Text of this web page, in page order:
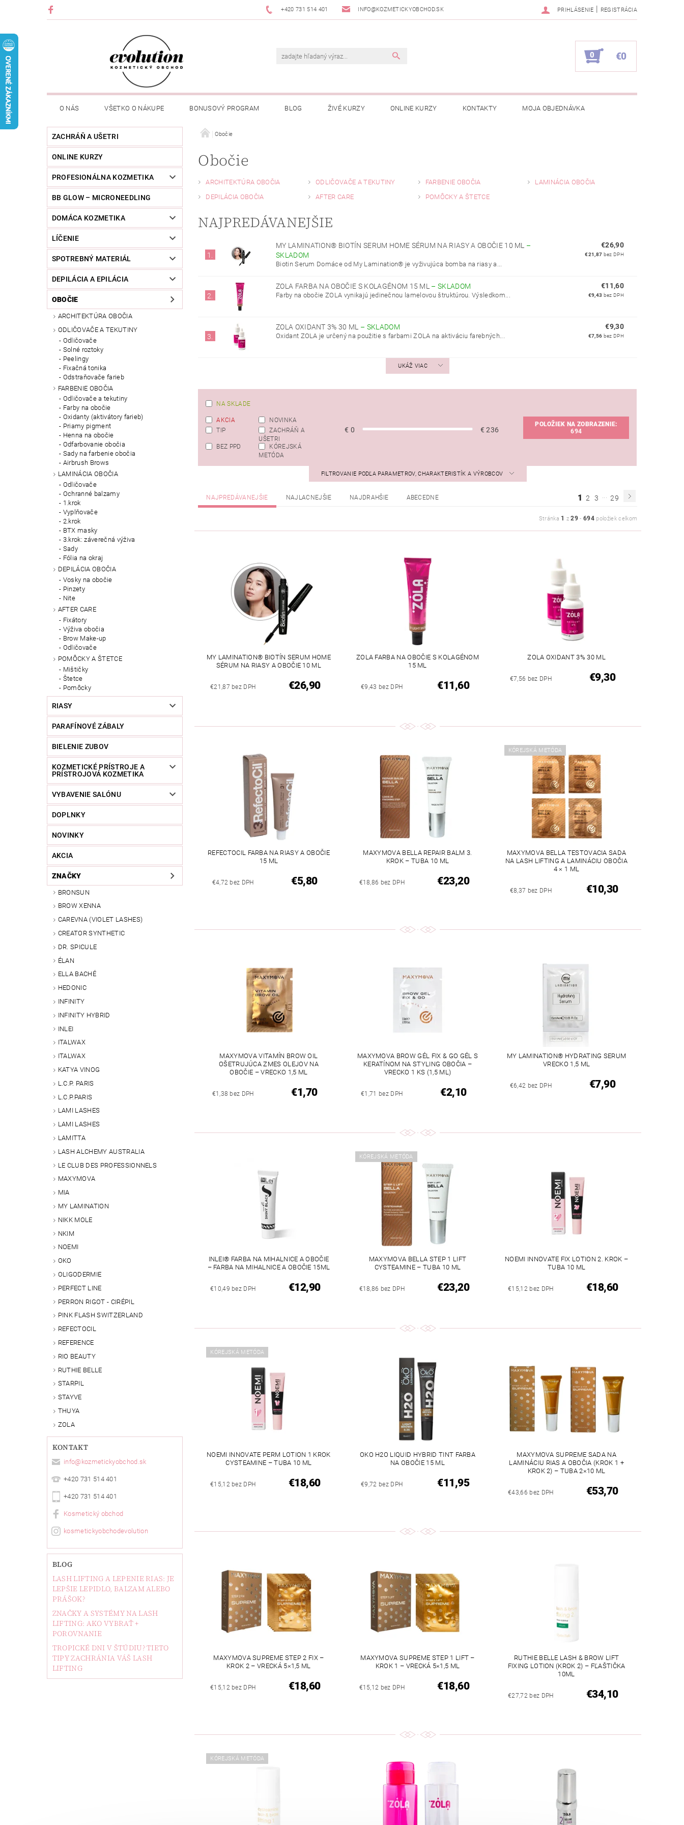
+420 731 514 401 INFO@KOZMETICKYOBCHOD.SK PRIHLÁSENIE | REGISTRÁCIA
0 €0
O NÁS VŠETKO O NÁKUPE BONUSOVÝ PROGRAM BLOG ŽIVÉ KURZY ONLINE KURZY KONTAKTY MOJA OBJEDNÁVKA
ZACHRÁŇ A UŠETRI
ONLINE KURZY
PROFESIONÁLNA KOZMETIKA
BB GLOW – MICRONEEDLING
DOMÁCA KOZMETIKA
LÍČENIE
SPOTREBNÝ MATERIÁL
DEPILÁCIA A EPILÁCIA
OBOČIE
ARCHITEKTÚRA OBOČIA
ODLIČOVAČE A TEKUTINY
Odličovače
Solné roztoky
Peelingy
Fixačná tonika
Odstraňovače farieb
FARBENIE OBOČIA
Odličovače a tekutiny
Farby na obočie
Oxidanty (aktivátory farieb)
Priamy pigment
Henna na obočie
Odfarbovanie obočia
Sady na farbenie obočia
Airbrush Brows
LAMINÁCIA OBOČIA
Odličovače
Ochranné balzamy
1.krok
Vyplňovače
2.krok
BTX masky
3.krok: záverečná výživa
Sady
Fólia na okraj
DEPILÁCIA OBOČIA
Vosky na obočie
Pinzety
Nite
AFTER CARE
Fixátory
Výživa obočia
Brow Make-up
Odličovače
POMÔCKY A ŠTETCE
Mištičky
Štetce
Pomôcky
RIASY
PARAFÍNOVÉ ZÁBALY
BIELENIE ZUBOV
KOZMETICKÉ PRÍSTROJE A
PRÍSTROJOVÁ KOZMETIKA
VYBAVENIE SALÓNU
DOPLNKY
NOVINKY
AKCIA
ZNAČKY
BRONSUN
BROW XENNA
CAREVNA (VIOLET LASHES)
CREATOR SYNTHETIC
DR. SPICULE
ÉLAN
ELLA BACHÉ
HEDONIC
INFINITY
INFINITY HYBRID
INLEI
ITALWAX
ITALWAX
KATYA VINOG
L.C.P. PARIS
L.C.P.PARIS
LAMI LASHES
LAMI LASHES
LAMITTA
LASH ALCHEMY AUSTRALIA
LE CLUB DES PROFESSIONNELS
MAXYMOVA
MIA
MY LAMINATION
NIKK MOLE
NKIM
NOEMI
OKO
OLIGODERMIE
PERFECT LINE
PERRON RIGOT - CIRÉPIL
PINK FLASH SWITZERLAND
REFECTOCIL
REFERENCE
RIO BEAUTY
RUTHIE BELLE
STARPIL
STAYVE
THUYA
ZOLA
KONTAKT
info@ kozmetickyobchod.sk
+420 731 514 401
+420 731 514 401
Kosmetický obchod
kosmetickyobchodevolution
BLOG
LASH LIFTING A LEPENIE RIAS: JE
LEPŠIE LEPIDLO, BALZAM ALEBO
PRÁŠOK?
ZNAČKY A SYSTÉMY NA LASH
LIFTING: AKO VYBRAŤ +
POROVNANIE
TROPICKÉ DNI V ŠTÚDIU? TIETO
TIPY ZACHRÁNIA VÁŠ LASH
LIFTING
Obočie
Obočie
ARCHITEKTÚRA OBOČIA ODLIČOVAČE A TEKUTINY FARBENIE OBOČIA
LAMINÁCIA OBOČIA
DEPILÁCIA OBOČIA
AFTER CARE POMÔCKY A ŠTETCE
NAJPREDÁVANEJŠIE
1.
MY LAMINATION® BIOTÍN SERUM HOME SÉRUM NA RIASY A OBOČIE 10 ML –
SKLADOM
Biotin Serum Domáce od My Lamination® je vyživujúca bomba na riasy a...
€26,90
€21,87 bez DPH
2.
ZOLA FARBA NA OBOČIE S KOLAGÉNOM 15 ML –SKLADOM
Farby na obočie ZOLA vynikajú jedinečnou lamelovou štruktúrou. Výsledkom...
€11,60
€9,43 bez DPH
3.
ZOLA OXIDANT 3% 30 ML – SKLADOM
Oxidant ZOLA je určený na použitie s farbami ZOLA na aktiváciu farebných...
€9,30
€7,56 bez DPH
UKÁŽ VIAC
NA SKLADE
AKCIA
NOVINKA
TIP
ZACHRÁŇ A
UŠETRI
BEZ PPD
KÓREJSKÁ
METÓDA
€ 0 €236
POLOŽIEK NA ZOBRAZENIE:
694
FILTROVANIE PODĽA PARAMETROV, CHARAKTERISTÍK A VÝROBCOV
NAJPREDÁVANEJŠIE NAJLACNEJŠIE NAJDRAHŠIE ABECEDNE 1 2 3 ... 29
Stránka 1 z29 -694 položiek celkom
MY LAMINATION® BIOTÍN SERUM HOME
SÉRUM NA RIASY A OBOČIE 10 ML
€21,87 bez DPH €26,90
ZOLA FARBA NA OBOČIE S KOLAGÉNOM
15 ML
€9,43 bez DPH €11,60
ZOLA OXIDANT 3% 30 ML
€7,56 bez DPH €9,30
REFECTOCIL FARBA NA RIASY A OBOČIE
15 ML
€4,72 bez DPH €5,80
MAXYMOVA BELLA REPAIR BALM 3.
KROK – TUBA 10 ML
€18,86 bez DPH €23,20
KÓREJSKÁ METÓDA
MAXYMOVA BELLA TESTOVACIA SADA
NA LASH LIFTING A LAMINÁCIU OBOČIA
4 × 1 ML
€8,37 bez DPH €10,30
MAXYMOVA VITAMÍN BROW OIL
OŠETRUJÚCA ZMES OLEJOV NA
OBOČIE – VRECKO 1,5 ML
€1,38 bez DPH €1,70
MAXYMOVA BROW GÉL FIX & GO GÉL S
KERATÍNOM NA STYLING OBOČIA –
VRECKO 1 KS (1,5 ML)
€1,71 bez DPH €2,10
MY LAMINATION® HYDRATING SERUM
VRECKO 1,5 ML
€6,42 bez DPH €7,90
INLEI® FARBA NA MIHALNICE A OBOČIE
– FARBA NA MIHALNICE A OBOČIE 15ML
€10,49 bez DPH €12,90
KÓREJSKÁ METÓDA
MAXYMOVA BELLA STEP 1 LIFT
CYSTEAMINE – TUBA 10 ML
€18,86 bez DPH €23,20
NOEMI INNOVATE FIX LOTION 2. KROK –
TUBA 10 ML
€15,12 bez DPH €18,60
KÓREJSKÁ METÓDA
NOEMI INNOVATE PERM LOTION 1 KROK
CYSTEAMINE – TUBA 10 ML
€15,12 bez DPH €18,60
OKO H2O LIQUID HYBRID TINT FARBA
NA OBOČIE 15 ML
€9,72 bez DPH €11,95
MAXYMOVA SUPREME SADA NA
LAMINÁCIU RIAS A OBOČIA (KROK 1 +
KROK 2) – TUBA 2×10 ML
€43,66 bez DPH €53,70
MAXYMOVA SUPREME STEP 2 FIX –
KROK 2 – VRECKÁ 5×1,5 ML
€15,12 bez DPH €18,60
MAXYMOVA SUPREME STEP 1 LIFT –
KROK 1 – VRECKÁ 5×1,5 ML
€15,12 bez DPH €18,60
RUTHIE BELLE LASH & BROW LIFT
FIXING LOTION (KROK 2) – FĽAŠTIČKA
10ML
€27,72 bez DPH €34,10
KÓREJSKÁ METÓDA